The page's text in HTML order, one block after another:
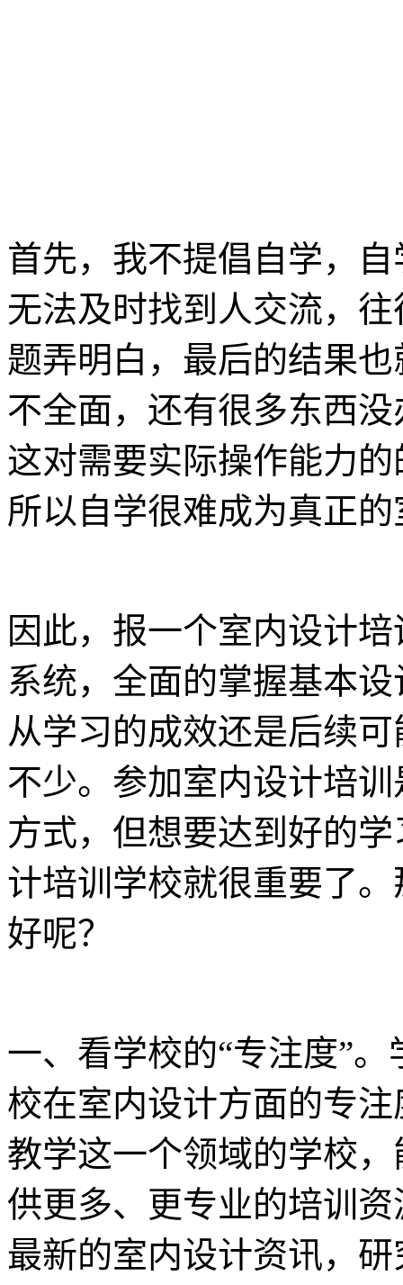
首先，我不提倡自学，
无法及时找到人交流，
题弄明白，最后的结果
不全面，还有很多东西
这对需要实际操作能力
所以自学很难成为真正
因此，报一个室内设计
系统，全面的掌握基本
从学习的成效还是后续
不少。参加室内设计培
方式，但想要达到好的
计培训学校就很重要了
好呢？
一、看学校的“专注度”
校在室内设计方面的专
教学这一个领域的学校
供更多、更专业的培训
最新的室内设计资讯，